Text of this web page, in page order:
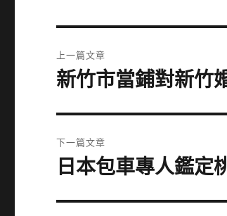
章
上一篇文章
上
篇
文
章:
新竹市當鋪對新竹
下一篇文章
下
篇
日本包車專人鑑定